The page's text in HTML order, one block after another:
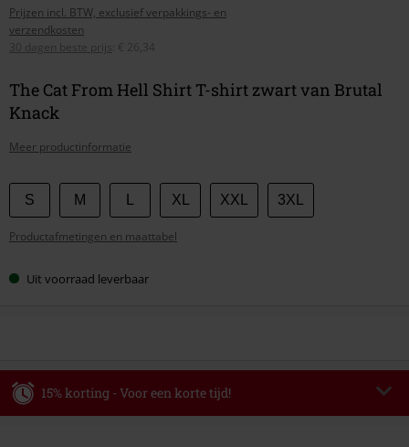
Prijzen incl. BTW, exclusief verpakkings- en
verzendkosten
30 dagen beste prijs
€ 26,34
The Cat From Hell Shirt T-shirt zwart van Brutal
Knack
Meer productinformatie
Kies
je
maat
S M XL XXL 3XL
Productafmetingen en maattabel
Uit voorraad leverbaar
15% korting - Voor een korte tijd!